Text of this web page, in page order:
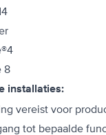
8
installaties:
vereist voor
tot bepaalde